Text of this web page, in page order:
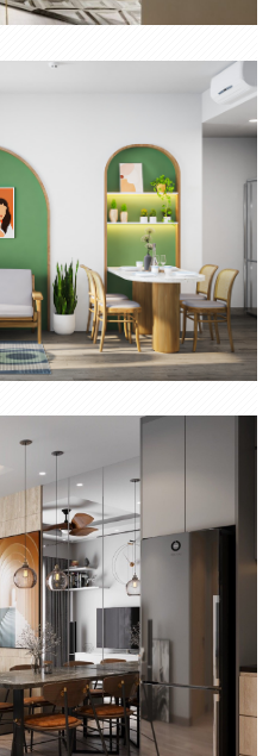
CĂN HỘ 2 PHÒNG NGỦ MASTERI
2